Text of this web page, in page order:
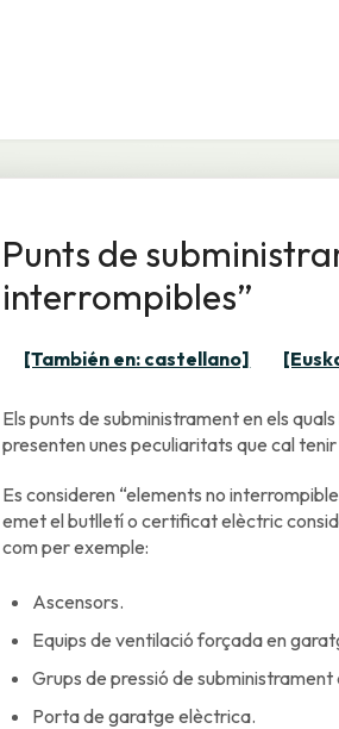
Punts de
interrompibles”
[También en: castellano]
Els punts de subministrament en els
presenten unes peculiaritats que cal
Es consideren “elements no
emet el butlletí o certificat elèctric
com per exemple:
Ascensors.
Equips de ventilació forçada en
Grups de pressió de subministrament
Porta de garatge elèctrica.